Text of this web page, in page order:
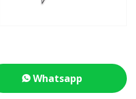
Whatsapp